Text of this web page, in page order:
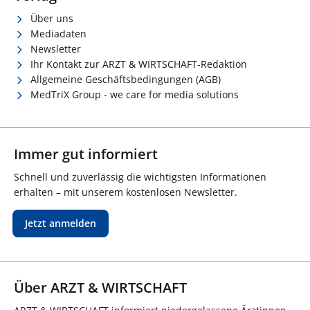
Über uns
Mediadaten
Newsletter
Ihr Kontakt zur ARZT & WIRTSCHAFT-Redaktion
Allgemeine Geschäftsbedingungen (AGB)
MedTriX Group - we care for media solutions
Immer gut informiert
Schnell und zuverlässig die wichtigsten Informationen
erhalten – mit unserem kostenlosen Newsletter.
Jetzt anmelden
Über ARZT & WIRTSCHAFT